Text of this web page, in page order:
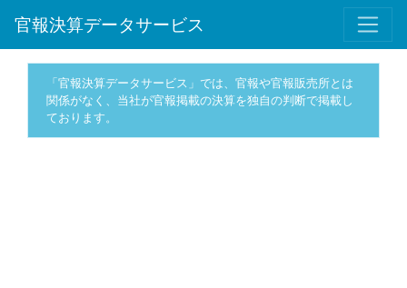
官報決算データサービス
「官報決算データサービス」では、官報や官報販売所とは
関係がなく、当社が官報掲載の決算を独自の判断で掲載し
ております。